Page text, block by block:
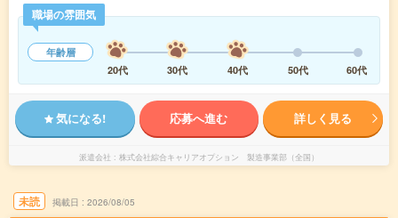
職場の雰囲気
年齢層
20代
30代 40代 50代 60代
気になる! 応募へ進む 詳しく見る
派遣会社 株式会社綜合キャリアオプション 製造事業部（全国）
未読 掲載日 2026/08/05